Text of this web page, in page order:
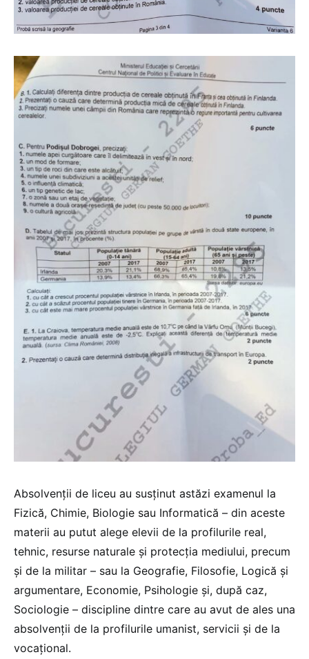
Absolvenții de liceu au susținut astăzi examenul la
Fizică, Chimie, Biologie sau Informatică – din aceste
materii au putut alege elevii de la profilurile real,
tehnic, resurse naturale și protecția mediului, precum
și de la militar – sau la Geografie, Filosofie, Logică și
argumentare, Economie, Psihologie și, după caz,
Sociologie – discipline dintre care au avut de ales una
absolvenții de la profilurile umanist, servicii și de la
vocațional.